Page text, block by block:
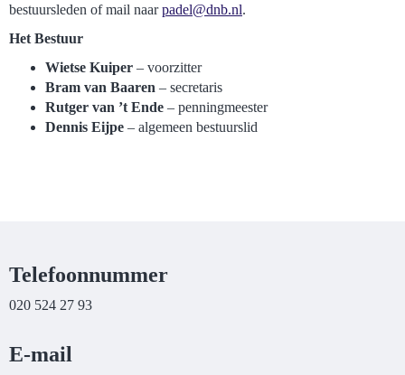
bestuursleden of mail naarledap@dnb.nl.
Het Bestuur
Wietse Kuiper – voorzitter
Bram van Baaren – secretaris
Rutger van ’t Ende – penningmeester
Dennis Eijpe – algemeen bestuurslid
Telefoonnummer
020 524 27 93
E-mail